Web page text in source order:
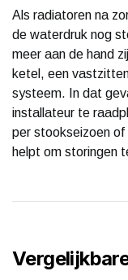
Als radiatoren na
de waterdruk nog
meer aan de hand
ketel, een
systeem. In dat
installateur te
per stookseizoen of
helpt om storingen